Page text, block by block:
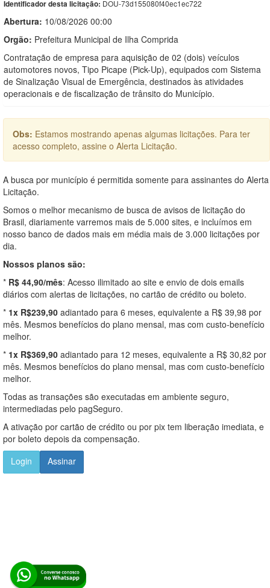
Identificador desta licitação: DOU-73d155080f40ec1ec722
Abertura: 10/08/2026 00:00
Orgão: Prefeitura Municipal de Ilha Comprida
Contratação de empresa para aquisição de 02 (dois) veículos
automotores novos, Tipo Picape (Pick-Up), equipados com Sistema
de Sinalização Visual de Emergência, destinados às atividades
operacionais e de fiscalização de trânsito do Município.
Obs: Estamos mostrando apenas algumas licitações. Para ter
acesso completo, assine o Alerta Licitação.
A busca por município é permitida somente para assinantes do Alerta
Licitação.
Somos o melhor mecanismo de busca de avisos de licitação do
Brasil, diariamente varremos mais de 5.000 sites, e incluímos em
nosso banco de dados mais em média mais de 3.000 licitações por
dia.
Nossos planos são:
* R$ 44,90/mês: Acesso ilimitado ao site e envio de dois emails
diários com alertas de licitações, no cartão de crédito ou boleto.
* 1x R$239,90 adiantado para 6 meses, equivalente a R$ 39,98 por
mês. Mesmos benefícios do plano mensal, mas com custo-benefício
melhor.
* 1x R$369,90 adiantado para 12 meses, equivalente a R$ 30,82 por
mês. Mesmos benefícios do plano mensal, mas com custo-benefício
melhor.
Todas as transações são executadas em ambiente seguro,
intermediadas pelo pagSeguro.
A ativação por cartão de crédito ou por pix tem liberação imediata, e
por boleto depois da compensação.
Login
Assinar